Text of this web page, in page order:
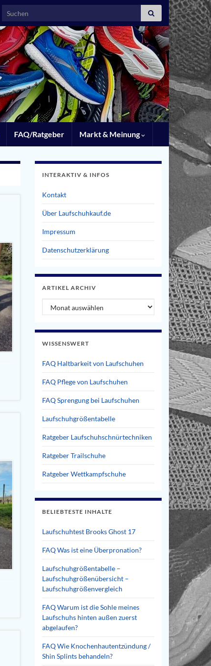
Search for:
FAQ/Ratgeber Markt & Meinung
INTERAKTIV & INFOS
Kontakt
Über Laufschuhkauf.de
Impressum
Datenschutzerklärung
ARTIKEL ARCHIV
Artikel Archiv
WISSENSWERT
FAQ Haltbarkeit von Laufschuhen
FAQ Pflege von Laufschuhen
FAQ Sprengung bei Laufschuhen
Laufschuhgrößentabelle
Ratgeber Laufschuhschnürtechniken
Ratgeber Trailschuhe
Ratgeber Wettkampfschuhe
BELIEBTESTE INHALTE
Laufschuhtest Brooks Ghost 17
FAQ Was ist eine Überpronation?
Laufschuhgrößentabelle –
Laufschuhgrößenübersicht –
Laufschuhgrößenvergleich
FAQ Warum ist die Sohle meines
Laufschuhs hinten außen zuerst
abgelaufen?
FAQ Wie Knochenhautentzündung /
Shin Splints behandeln?